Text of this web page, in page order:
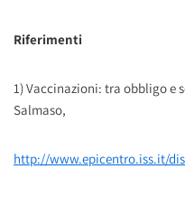
Riferimenti
1) Vaccinazioni: tra obbligo e
Salmaso,
http://www.epicentro.iss.it/